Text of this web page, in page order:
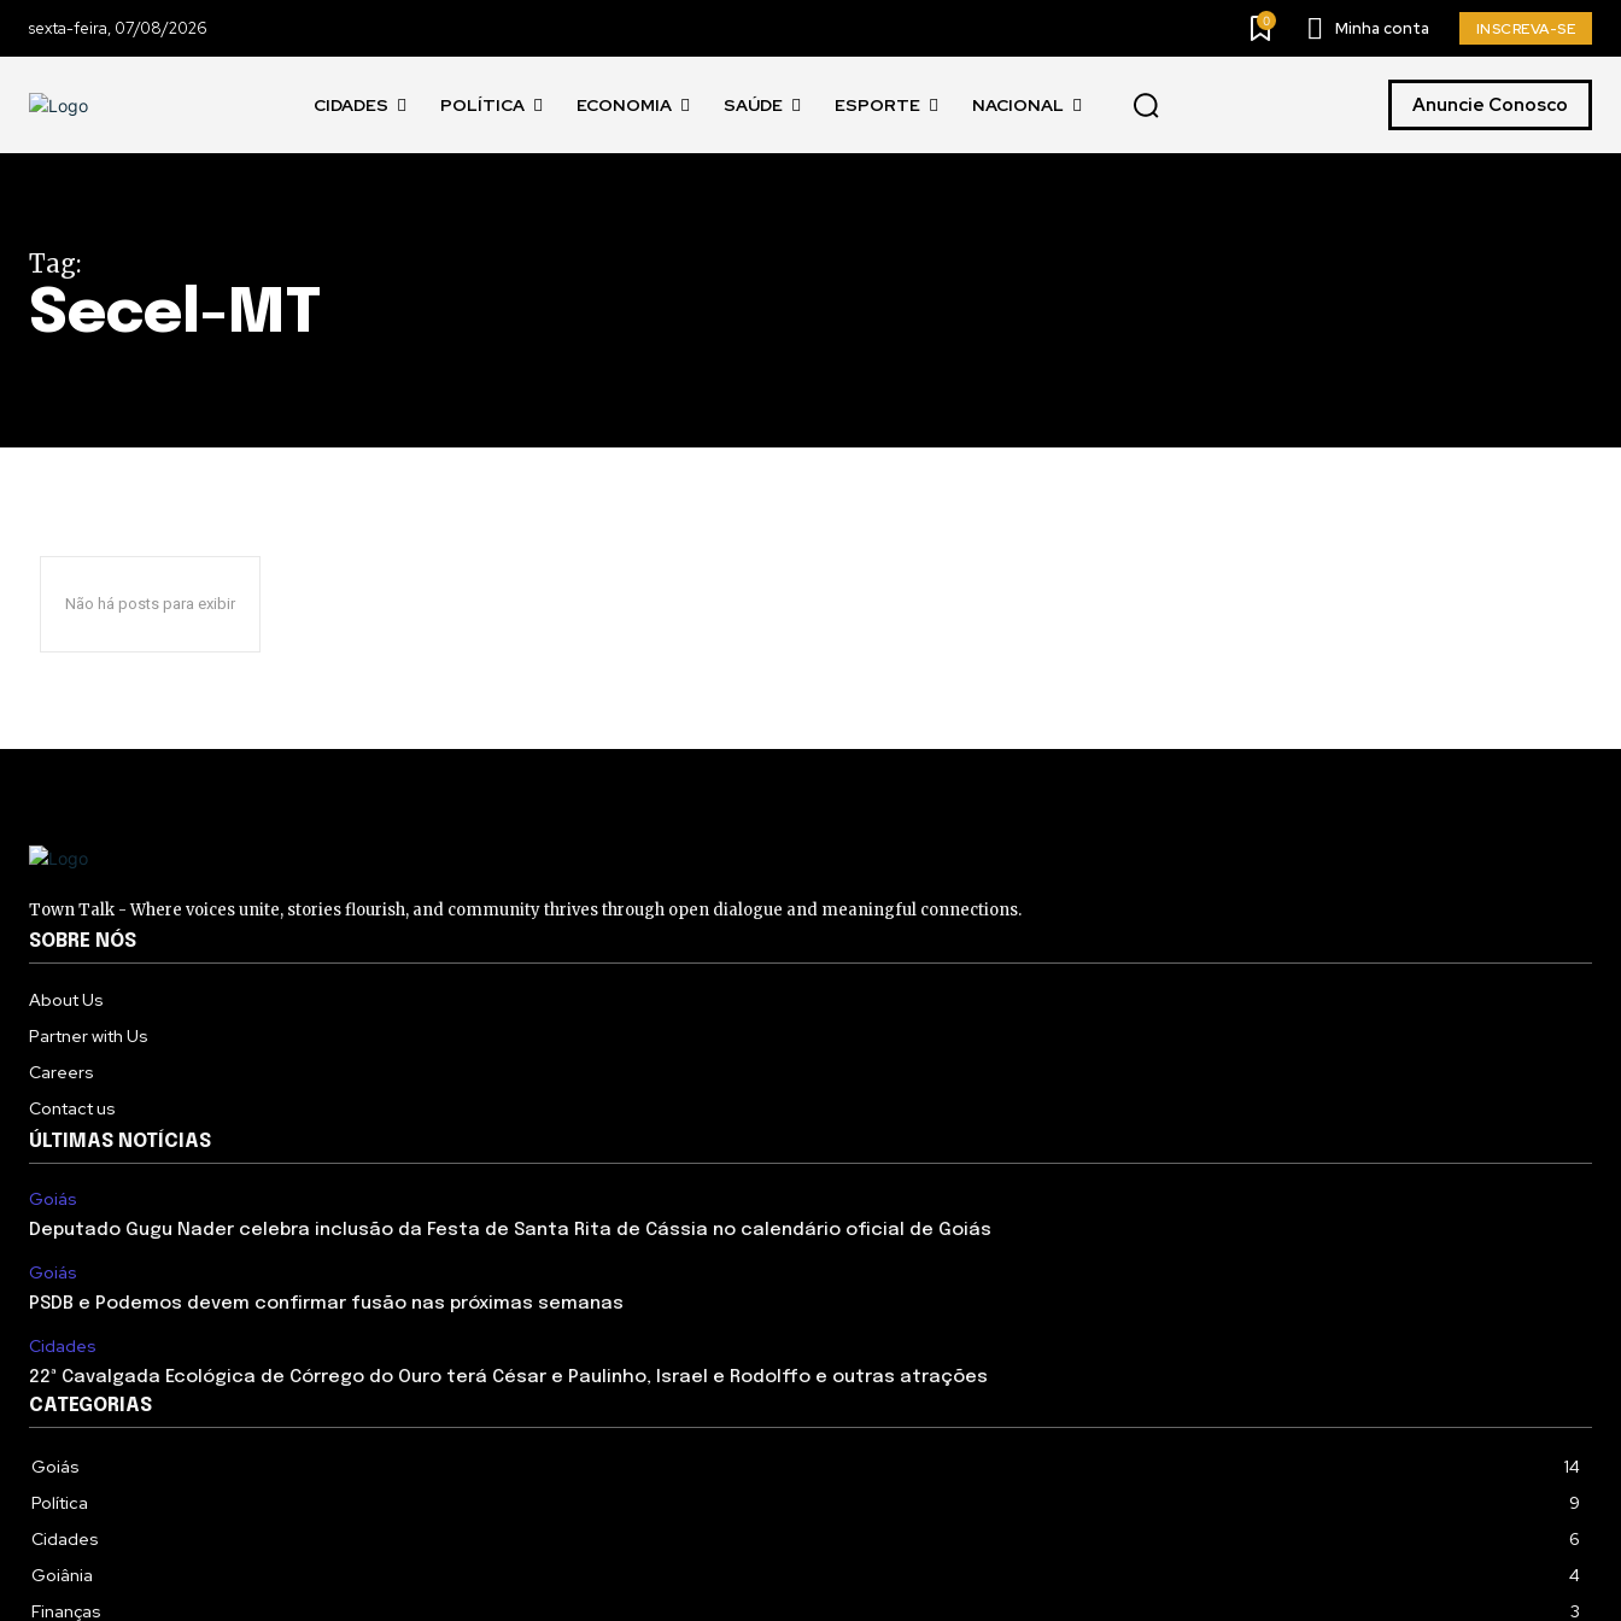
sexta-feira, 07/08/2026 0 Minha conta INSCREVA-SE
CIDADES POLÍTICA ECONOMIA SAÚDE ESPORTE NACIONAL Anuncie Conosco
Tag:
Secel-MT
Não há posts para exibir
Town Talk - Where voices unite, stories flourish, and community thrives through open dialogue and meaningful connections.
SOBRE NÓS
About Us
Partner with Us
Careers
Contact us
ÚLTIMAS NOTÍCIAS
Goiás
Deputado Gugu Nader celebra inclusão da Festa de Santa Rita de Cássia no calendário oficial de Goiás
Goiás
PSDB e Podemos devem confirmar fusão nas próximas semanas
Cidades
22ª Cavalgada Ecológica de Córrego do Ouro terá César e Paulinho, Israel e Rodolffo e outras atrações
CATEGORIAS
Goiás
14
Política
9
Cidades
6
Goiânia
4
Finanças
3